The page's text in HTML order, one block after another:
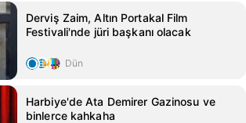
Derviş Zaim, Altın Portakal Film
Festivali'nde jüri başkanı olacak
Dün
Harbiye'de Ata Demirer Gazinosu ve
binlerce kahkaha